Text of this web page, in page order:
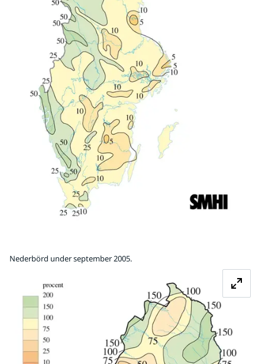
Nederbörd under september 2005.